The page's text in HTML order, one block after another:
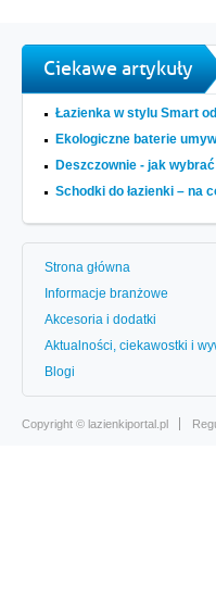
Ciekawe artykuły
Łazienka w stylu Smart
Ekologiczne baterie
Deszczownie - jak
Schodki do łazienki – na
Strona główna
Informacje branżowe
Akcesoria i dodatki
Aktualności, ciekawostki i
Blogi
Copyright © lazienkiportal.pl